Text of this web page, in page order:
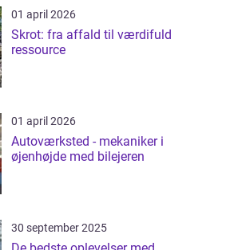
01 april 2026
Skrot: fra affald til værdifuld
ressource
01 april 2026
Autoværksted - mekaniker i
øjenhøjde med bilejeren
30 september 2025